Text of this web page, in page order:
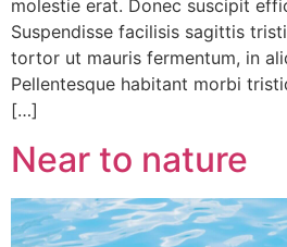
molestie erat. Donec suscipit
Suspendisse facilisis sagittis
tortor ut mauris fermentum, in
Pellentesque habitant morbi
[…]
Near to nature